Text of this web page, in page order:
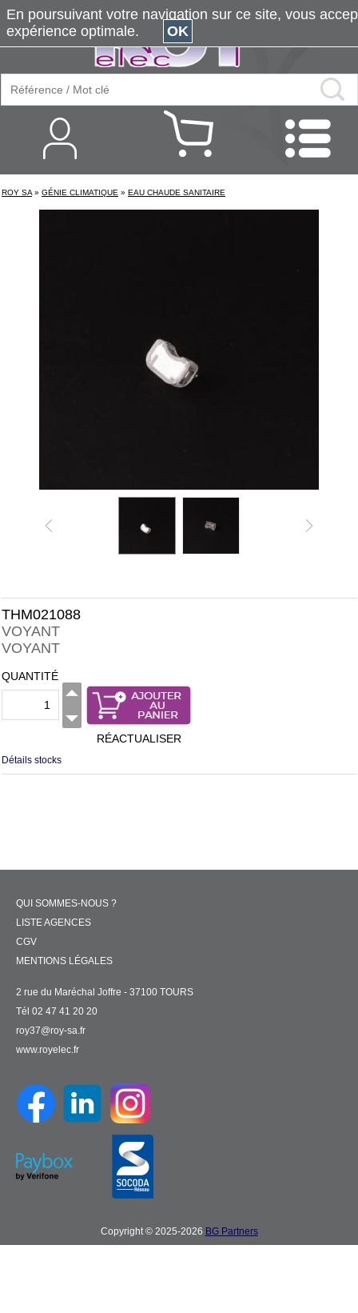
ROY SA » GÉNIE CLIMATIQUE » EAU CHAUDE SANITAIRE
THM021088
VOYANT
VOYANT
QUANTITÉ
RÉACTUALISER
Détails stocks
QUI SOMMES-NOUS ?
LISTE AGENCES
CGV
MENTIONS LÉGALES
2 rue du Maréchal Joffre - 37100 TOURS
Tél 02 47 41 20 20
roy37@roy-sa.fr
www.royelec.fr
Copyright © 2025-2026 BG Partners
En poursuivant votre navigation sur ce site, vous
expérience optimale.
OK